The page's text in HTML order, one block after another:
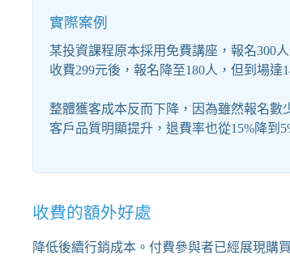
實際案例
某投資課程原本採用免費講座，報名300
收費299元後，報名降至180人，但到場達
整體獲客成本反而下降，因為雖然報名數
客戶品質明顯提升，退費率也從15%降到
收費的額外好處
降低後續行銷成本。付費參與者已經展現購